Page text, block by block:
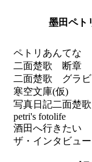
墨田ペト
ペトリあんてな
二面楚歌 断章
二面楚歌 グラビ
寒空文庫(仮)
写真日記二面楚
petri's fotolife
酒田へ行きたい
ザ・インタビュ